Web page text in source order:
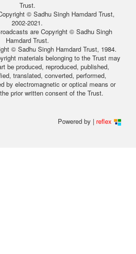
Trust.
© Sadhu Singh Hamdard Trust,
2002-2021.
are Copyright © Sadhu Singh
Hamdard Trust.
© Sadhu Singh Hamdard Trust, 1984.
materials belonging to the Trust may
be produced, reproduced, published,
translated, converted, performed,
by electromagnetic or optical means or
prior written consent of the Trust.
Powered by | reflex